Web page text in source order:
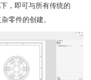
，即可与所有传统的
零件的创建。